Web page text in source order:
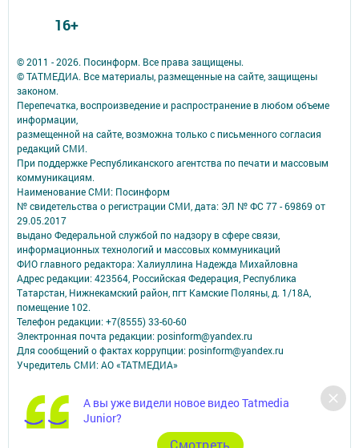
А вы уже видели новое видео Tatmedia
Junior?
Cмотреть
© 2011 - 2026. Посинформ. Все права защищены.
© ТАТМЕДИА. Все материалы, размещенные на сайте, защищены
законом.
Перепечатка, воспроизведение и распространение в любом объеме
информации,
размещенной на сайте, возможна только с письменного согласия
редакций СМИ.
При поддержке Республиканского агентства по печати и массовым
коммуникациям.
Наименование СМИ: Посинформ
№ свидетельства о регистрации СМИ, дата: ЭЛ № ФС 77 - 69869 от
29.05.2017
выдано Федеральной службой по надзору в сфере связи,
информационных технологий и массовых коммуникаций
ФИО главного редактора: Халиуллина Надежда Михайловна
Адрес редакции: 423564, Российская Федерация, Республика
Татарстан, Нижнекамский район, пгт Камские Поляны, д. 1/18А,
помещение 102.
Телефон редакции: +7(8555) 33-60-60
Электронная почта редакции: posinform@yandex.ru
Для сообщений о фактах коррупции: posinform@yandex.ru
Учредитель СМИ: АО «ТАТМЕДИА»
Антикоррупционная политика
АО «ТАТМЕДИА» использует «cookie»для персонализации сервисов и
удобства пользователей сайтом.
Использование «cookie» можно отменить в настройках браузера.
16+